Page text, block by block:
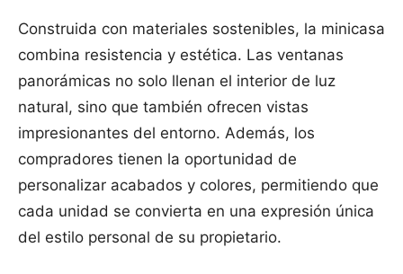
Construida con materiales sostenibles, la minicasa
combina resistencia y estética. Las ventanas
panorámicas no solo llenan el interior de luz
natural, sino que también ofrecen vistas
impresionantes del entorno. Además, los
compradores tienen la oportunidad de
personalizar acabados y colores, permitiendo que
cada unidad se convierta en una expresión única
del estilo personal de su propietario.